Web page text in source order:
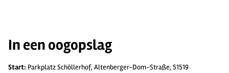
In een oogopslag
Start: Parkplatz Schöllerhof, Altenberger-Dom-Straße, 51519